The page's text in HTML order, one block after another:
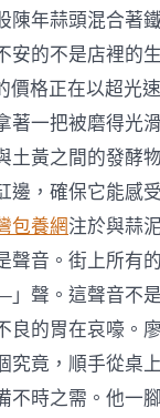
陳年蒜頭混合著
安的不是店裡的
格正在以超光
一把被磨得光
黃之間的發酵
邊，確保它能感
包養網注於與蒜
音。街上所有
聲。這聲音不是
的胃在哀嚎。
竟，順手從桌
時之需。他一